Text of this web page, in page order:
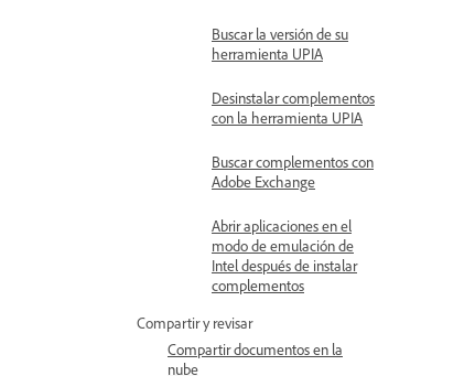
Buscar la versión de su
herramienta UPIA
Desinstalar complementos
con la herramienta UPIA
Buscar complementos con
Adobe Exchange
Abrir aplicaciones en el
modo de emulación de
Intel después de instalar
complementos
Compartir y revisar
Compartir documentos en la
nube